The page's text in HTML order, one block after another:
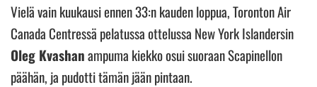
Vielä vain kuukausi ennen 33:n kauden loppua, Toronton Air
Canada Centressä pelatussa ottelussa New York Islandersin
Oleg Kvashanampuma kiekko osui suoraan Scapinellon
päähän, ja pudotti tämän jään pintaan.